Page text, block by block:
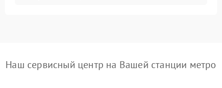
Наш сервисный центр на Вашей станции метро